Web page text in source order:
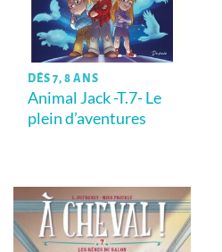
DÈS 7, 8 ANS
Animal Jack -T.7- Le
plein d’aventures